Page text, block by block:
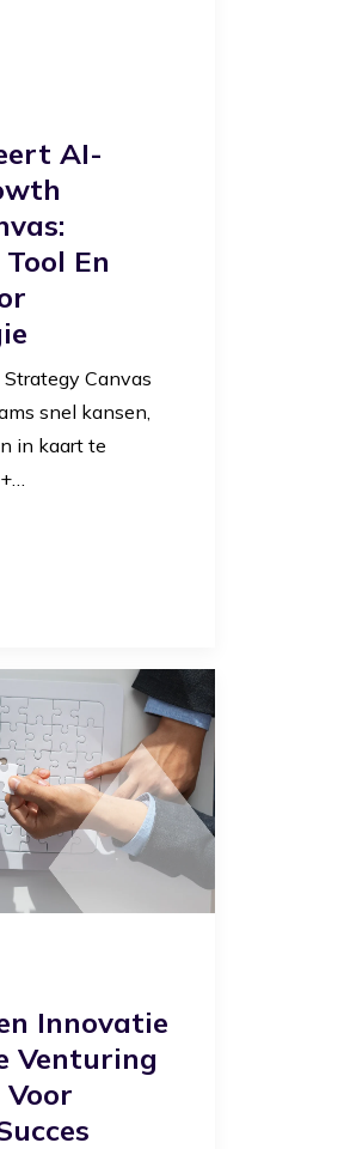
AI-
En
Canvas
snel kansen,
in kaart te
Innovatie
Venturing